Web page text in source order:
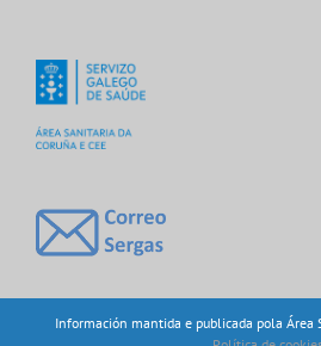
Información mantida e publicada pola Área